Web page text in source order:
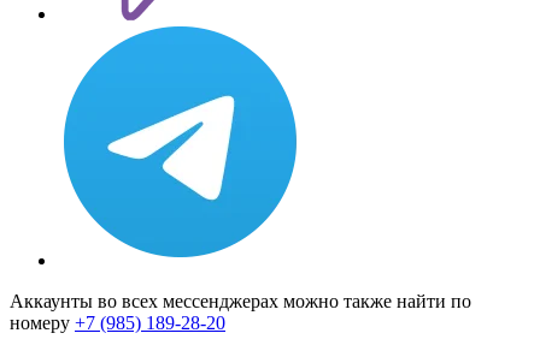
Аккаунты во всех мессенджерах можно также найти по
номеру +7 (985) 189-28-20